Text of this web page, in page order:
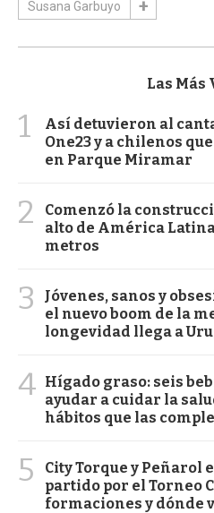
Susana Garbuyo
Las Más
1
Así detuvieron al
One23 y a chilenos
en Parque Miramar
2
Comenzó la
alto de América
metros
3
Jóvenes, sanos y
el nuevo boom de la
longevidad llega a
4 Hígado graso: seis
ayudar a cuidar la
hábitos que las
5
City Torque y Peñarol
partido por el Torneo
formaciones y dónde